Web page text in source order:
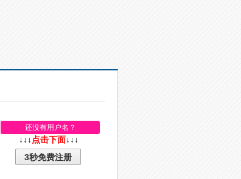
还没有用户名？
↓↓↓ 点击下面 ↓↓↓
3秒免费注册